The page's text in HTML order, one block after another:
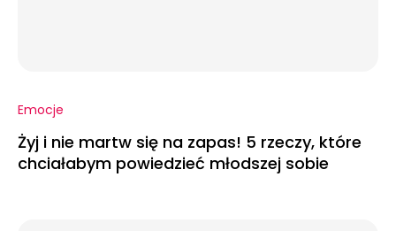
Emocje
Żyj i nie martw się na zapas! 5 rzeczy, które
chciałabym powiedzieć młodszej sobie